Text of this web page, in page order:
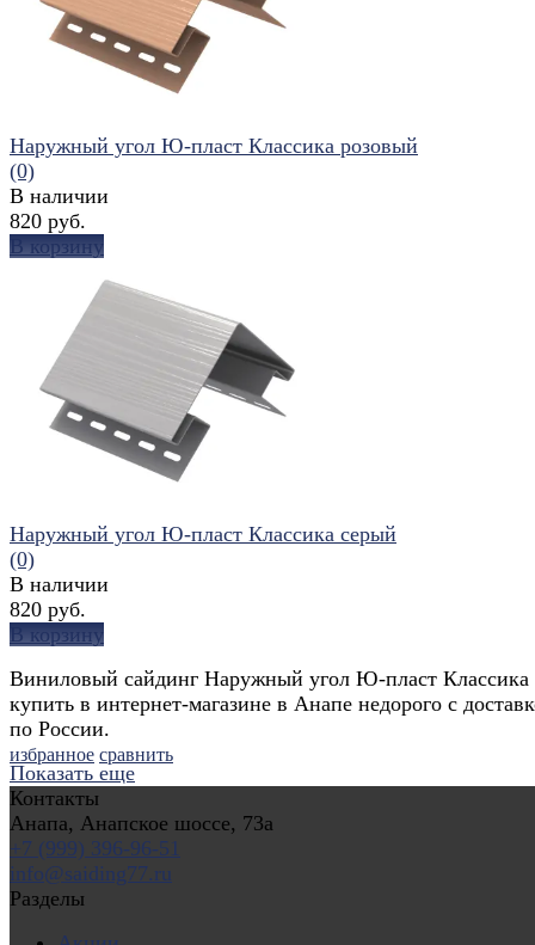
избранное
Наружный угол Ю-пласт Классика розовый
(0)
В наличии
820 руб.
В корзину
избранное сравнить
Наружный угол Ю-пласт Классика серый
(0)
В наличии
820 руб.
В корзину
Виниловый сайдинг Наружный угол Ю-пласт Классика
купить в интернет-магазине в Анапе недорого с
по России.
Показать еще
Контакты
Анапа, Анапское шоссе, 73а
+7 (999) 396-96-51
info@saiding77.ru
Разделы